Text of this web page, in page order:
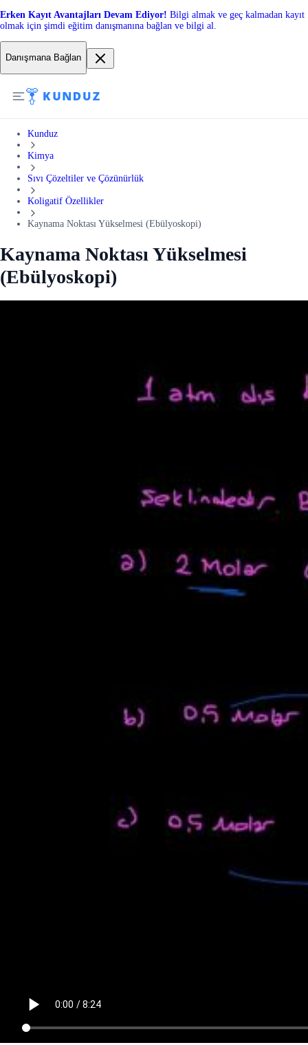
Erken Kayıt Avantajları Devam Ediyor! Bilgi almak ve geç kalmadan kayıt
olmak için şimdi eğitim danışmanına bağlan ve bilgi al.
Danışmana Bağlan
Kunduz
Kimya
Sıvı Çözeltiler ve Çözünürlük
Koligatif Özellikler
Kaynama Noktası Yükselmesi (Ebülyoskopi)
Kaynama Noktası Yükselmesi
(Ebülyoskopi)